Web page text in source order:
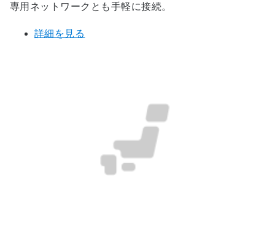
専用ネットワークとも手軽に接続。
詳細を見る